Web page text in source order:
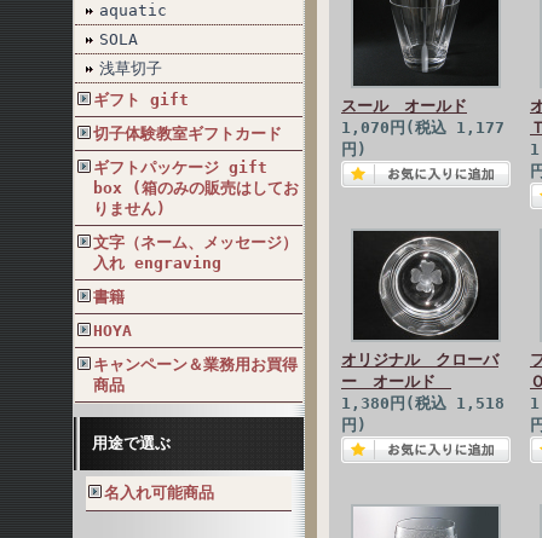
aquatic
SOLA
浅草切子
ギフト gift
切子体験教室ギフトカード
ギフトパッケージ gift
box (箱のみの販売はしてお
りません)
文字（ネーム、メッセージ）
入れ engraving
書籍
HOYA
キャンペーン＆業務用お買得
商品
用途で選ぶ
名入れ可能商品
スール オールド
1,070円(税込 1,177
円)
オリジナル クローバ
ー オールド
1,380円(税込 1,518
円)